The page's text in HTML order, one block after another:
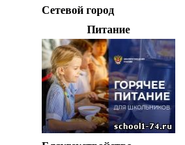
Сетевой город
Питание